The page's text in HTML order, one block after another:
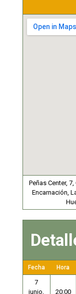
Peñas Center,
Encarnación,
Fecha Hora
7
junio,
20:00